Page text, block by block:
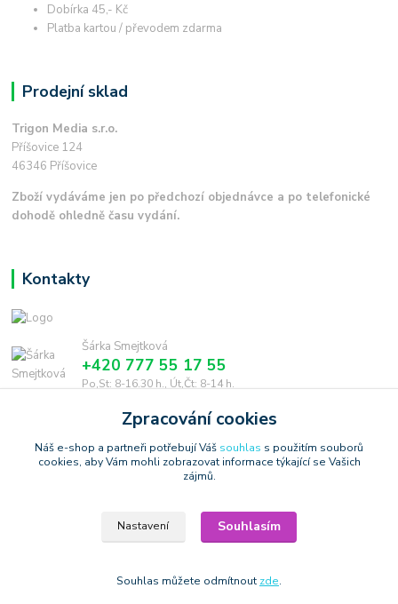
Dobírka 45,- Kč
Platba kartou / převodem zdarma
Prodejní sklad
Trigon Media s.r.o.
Příšovice 124
46346 Příšovice
Zboží vydáváme jen po předchozí objednávce a po telefonické
dohodě ohledně času vydání.
Kontakty
Šárka Smejtková
+420 777 55 17 55
Po,St: 8-16.30 h., Út,Čt: 8-14 h.
smejtkova@trigonmedia.cz
Copyright © 2006-2025 TrigonShop.cz - bez souhlasu nelze používat
Vytvořeno na
Eshop-rychle.cz
Zpracování cookies
Náš e-shop a partneři potřebují Váš souhlas s použitím souborů
cookies, aby Vám mohli zobrazovat informace týkající se Vašich
zájmů.
Nastavení Souhlasím
Souhlas můžete odmítnout zde.